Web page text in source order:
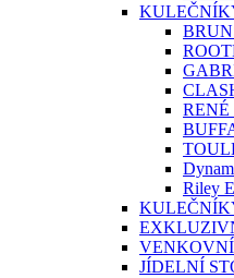
RENÉ
Riley
JÍDELNÍ